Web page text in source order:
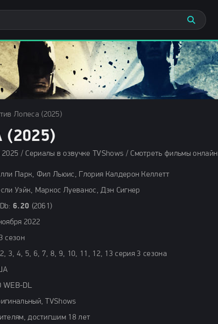
Лопеса (2025)
/ Сериалы в озвучке TVShows / Смотреть фильмы онлайн
Парк, Фил Льюис, Глория Калдерон Келлетт
Уэйк, Маркос Луеванос, Дэн Сигнер
6.20 (2061)
2022
сезон
3, 4, 5, 6, 7, 8, 9, 10, 11, 12, 13 серия 3 сезона
WEB-DL
TVShows
достигшим 18 лет